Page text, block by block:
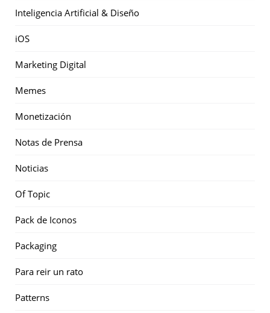
Inteligencia Artificial & Diseño
iOS
Marketing Digital
Memes
Monetización
Notas de Prensa
Noticias
Of Topic
Pack de Iconos
Packaging
Para reir un rato
Patterns